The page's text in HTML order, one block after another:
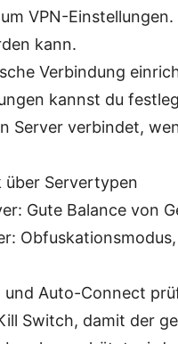
VPN-
kann.
Verbindung
kannst du
Server verbindet,
Servertypen
Gute Balance von
Auto-Connect
Switch, damit der